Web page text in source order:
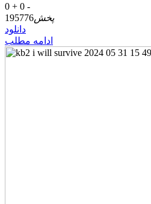
0 + 0 -
پخش195776
دانلود
ادامه مطلب